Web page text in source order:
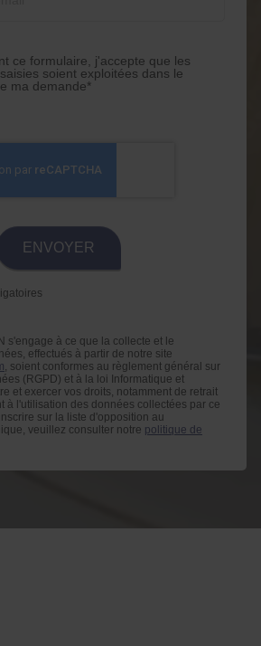
ce formulaire, j'accepte que les
soient exploitées dans le
ma demande*
s'engage à ce que la collecte et le
effectués à partir de notre site
, soient conformes au règlement général sur
(RGPD) et à la loi Informatique et
et exercer vos droits, notamment de retrait
à l'utilisation des données collectées par ce
sur la liste d'opposition au
veuillez consulter notre politique de